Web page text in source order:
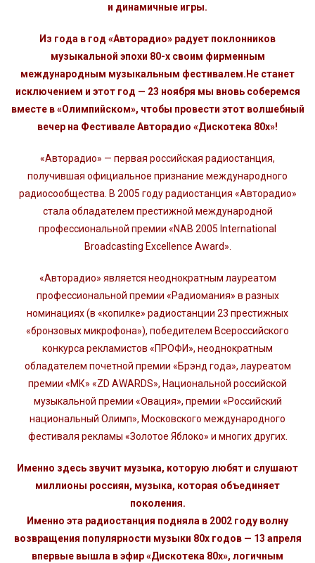
и динамичные игры.
Из года в год «Авторадио» радует поклонников
музыкальной эпохи 80-х своим фирменным
международным музыкальным фестивалем.Не станет
исключением и этот год — 23 ноября мы вновь соберемся
вместе в «Олимпийском», чтобы провести этот волшебный
вечер на Фестивале Авторадио «Дискотека 80х»!
«Авторадио» — первая российская радиостанция,
получившая официальное признание международного
радиосообщества. В 2005 году радиостанция «Авторадио»
стала обладателем престижной международной
профессиональной премии «NAB 2005 International
Broadcasting Excellence Award».
«Авторадио» является неоднократным лауреатом
профессиональной премии «Радиомания» в разных
номинациях (в «копилке» радиостанции 23 престижных
«бронзовых микрофона»), победителем Всероссийского
конкурса рекламистов «ПРОФИ», неоднократным
обладателем почетной премии «Брэнд года», лауреатом
премии «МК» «ZD AWARDS», Национальной российской
музыкальной премии «Овация», премии «Российский
национальный Олимп», Московского международного
фестиваля рекламы «Золотое Яблоко» и многих других.
Именно здесь звучит музыка, которую любят и слушают
миллионы россиян, музыка, которая объединяет
поколения.
Именно эта радиостанция подняла в 2002 году волну
возвращения популярности музыки 80х годов — 13 апреля
впервые вышла в эфир «Дискотека 80х», логичным